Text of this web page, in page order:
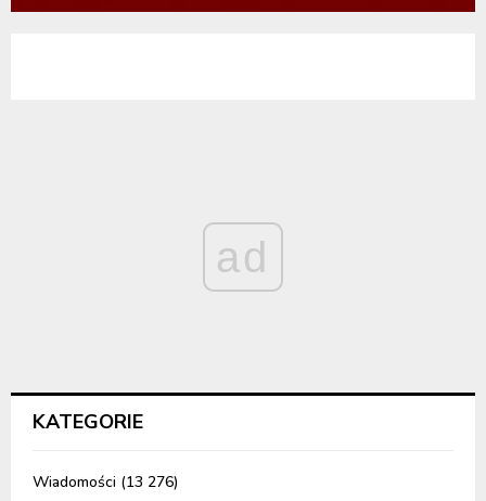
ad
KATEGORIE
Wiadomości (13 276)